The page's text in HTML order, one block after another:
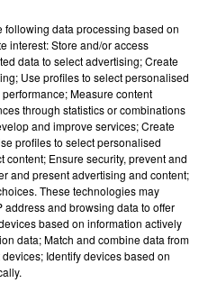
7h48
7h48
JULIEN LIEB
Dis-Moi Ou
following data processing based on
interest: Store and/or access
data to select advertising; Create
Use profiles to select personalised
Measure content
through statistics or combinations
and improve services; Create
profiles to select personalised
content; Ensure security, prevent and
and present advertising and content;
These technologies may
and browsing data to offer
based on information actively
data; Match and combine data from
Identify devices based on